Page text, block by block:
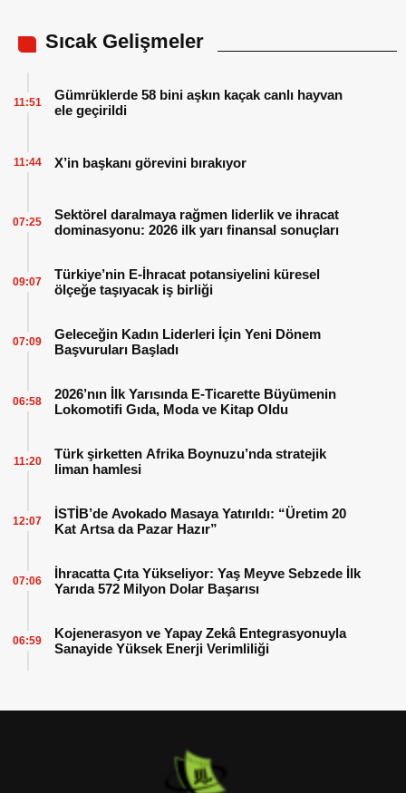
Sıcak Gelişmeler
Gümrüklerde 58 bini aşkın kaçak canlı hayvan
ele geçirildi
11:51
X’in başkanı görevini bırakıyor
11:44
Sektörel daralmaya rağmen liderlik ve ihracat
dominasyonu: 2026 ilk yarı finansal sonuçları
07:25
Türkiye’nin E-İhracat potansiyelini küresel
ölçeğe taşıyacak iş birliği
09:07
Geleceğin Kadın Liderleri İçin Yeni Dönem
Başvuruları Başladı
07:09
2026’nın İlk Yarısında E-Ticarette Büyümenin
Lokomotifi Gıda, Moda ve Kitap Oldu
06:58
Türk şirketten Afrika Boynuzu’nda stratejik
liman hamlesi
11:20
İSTİB’de Avokado Masaya Yatırıldı: “Üretim 20
Kat Artsa da Pazar Hazır”
12:07
İhracatta Çıta Yükseliyor: Yaş Meyve Sebzede İlk
Yarıda 572 Milyon Dolar Başarısı
07:06
Kojenerasyon ve Yapay Zekâ Entegrasyonuyla
Sanayide Yüksek Enerji Verimliliği
06:59